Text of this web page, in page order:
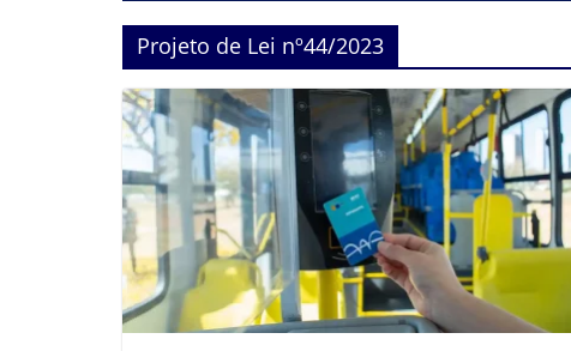
Projeto de Lei nº44/2023